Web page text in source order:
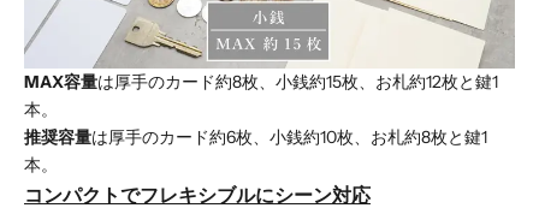
MAX容量は厚手のカード約8枚、小銭約15枚、お札約12枚と鍵1
本。
推奨容量は厚手のカード約6枚、小銭約10枚、お札約8枚と鍵1
本。
コンパクトでフレキシブルにシーン対応